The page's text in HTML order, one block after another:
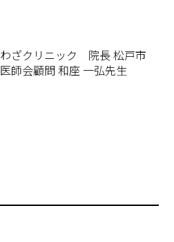
わざクリニック 院長 松戸市
医師会顧問 和座 一弘先生